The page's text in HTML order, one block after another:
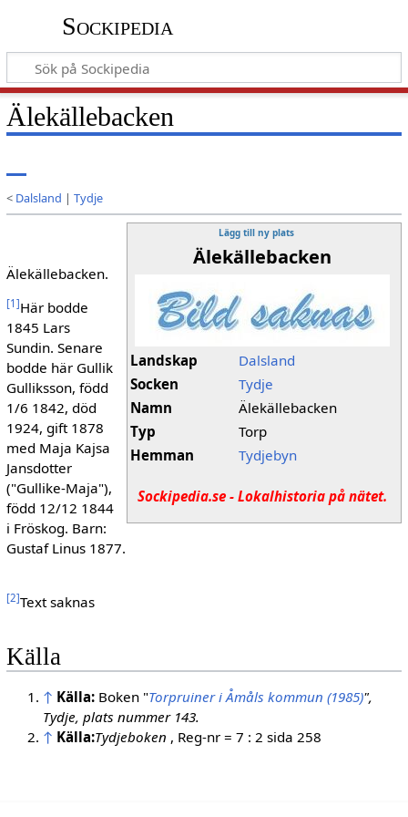
Sockipedia
Älekällebacken
< Dalsland | Tydje
Lägg till ny plats
Älekällebacken
Landskap
Dalsland
Socken
Tydje
Namn
Älekällebacken
Typ
Torp
Hemman
Tydjebyn
Sockipedia.se - Lokalhistoria på nätet.
Älekällebacken.
[1 ]Här bodde
1845 Lars
Sundin. Senare
bodde här Gullik
Gulliksson, född
1/6 1842, död
1924, gift 1878
med Maja Kajsa
Jansdotter
("Gullike-Maja"),
född 12/12 1844
i Fröskog. Barn:
Gustaf Linus 1877.
[2]Text saknas
Källa
↑ Källa:Boken "Torpruiner i Åmåls kommun (1985)",
Tydje, plats nummer 143.
↑ Källa:Tydjeboken , Reg-nr = 7 : 2 sida 258